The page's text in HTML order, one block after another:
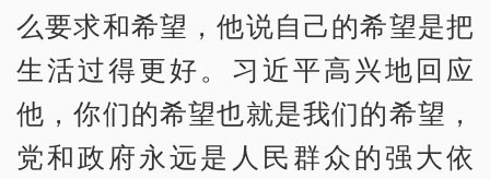
么要求和希望，他说自己的希望是把
生活过得更好。习近平高兴地回应
他，你们的希望也就是我们的希望，
党和政府永远是人民群众的强大依